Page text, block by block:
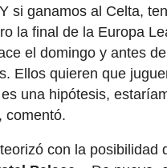
si ganamos al Celta,
la final de la Europa
el domingo y antes
Ellos quieren que
una hipótesis,
comentó.
con la posibilidad